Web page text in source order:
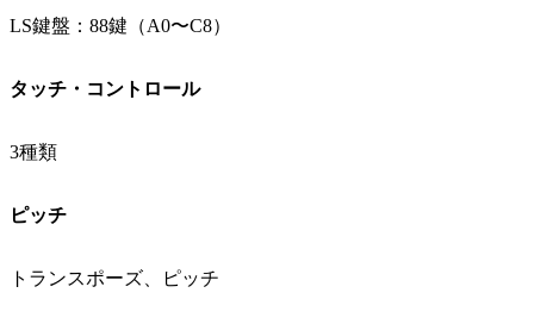
LS鍵盤：88鍵（A0〜C8）
タッチ・コントロール
3種類
ピッチ
トランスポーズ、ピッチ